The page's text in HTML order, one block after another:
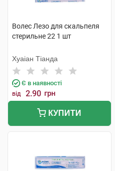
Волес Лезо для скальпеля
стерильне 22 1 шт
Хуаіан Тіанда
Є в наявності
від 2.90 грн
КУПИТИ